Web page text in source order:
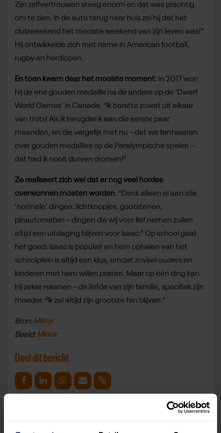
Zijn zelfvertrouwen steeg enorm en dat was prachtig
om te zien. In de auto terug naar huis zei hij dat het
clubweekend het mooiste weekend van zijn leven was!”
Hij ontwikkelde zich met name in American football,
rugby en hardlopen.
En toen kwam daar het mooiste moment: in 2017 won
hij de ene gouden medaille na de andere op de ‘Dwarf
World Games’ in Canada. “Ik barstte zowat uit elkaar
van trots! Als ik terugdenk aan die eerste paar
maanden, en die vergelijk met nu – dat we fantaseren
over gouden medailles op de Paralympische spelen –
dat had ik nooit durven dromen!”
Ze realiseert zich wel dat er nog veel hordes
overwonnen moeten worden. “Denk alleen al aan alle
‘normale’ dingen: lichtknopjes, gootstenen,
pinautomaten – dingen die wij voor lief nemen zullen
altijd een uitdaging blijven voor Isaac.” Op school gaat
het goed: Isaac is populair en hem ophalen van het
schoolplein is altijd een klus, omdat zoveel ouders en
kinderen met hem willen praten. Maar op één ding kan
hij zeker rekenen – de liefde van zijn familie, specifiek zijn
moeder. “Ik zal altijd zijn grootste fan blijven.”
Bron: Mirror
Beeld: Mirror
Deel dit bericht
Deel op Facebook
Deel op LinkedinDeel op Whatsapp
Mail link Kopieer link